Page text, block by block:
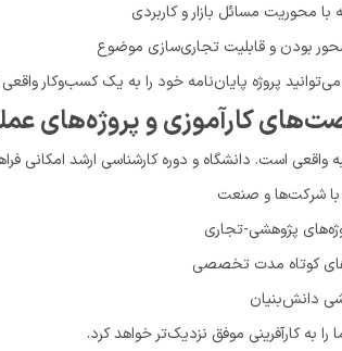
محوریت مسائل بازار و کاربردی
بودن و قابلیت تجاری‌سازی موضوع
پروژه پایان‌نامه خود را به یک کسب‌وکار واقعی
واقعی است. دانشگاه و دوره کارشناسی ارشد امکانی
با شرکت‌ها و صنعت
پژوهشی-تجاری
کوتاه مدت تخصصی
دانش‌بنیان
به کارآفرینی موفق نزدیک‌تر خواهد کرد.